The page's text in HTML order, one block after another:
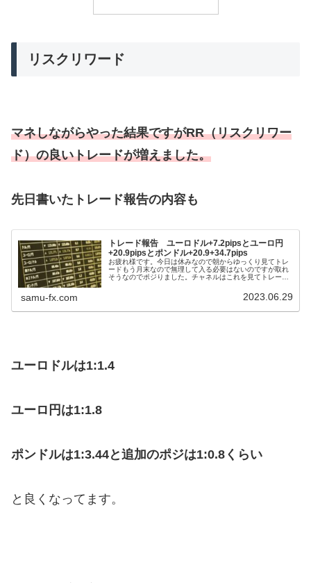
リスクリワード
マネしながらやった結果ですがRR（リスクリワー
ド）の良いトレードが増えました。
先日書いたトレード報告の内容も
トレード報告 ユーロドル+7.2pipsとユーロ円
+20.9pipsとポンドル+20.9+34.7pips
お疲れ様です。今日は休みなので朝からゆっくり見てトレ
ードもう月末なので無理して入る必要はないのですが取れ
そうなのでポジりました。チャネルはこれを見てトレード
samu-fx.com 2023.06.29
ユーロドルは1:1.4
ユーロ円は1:1.8
ポンドルは1:3.44と追加のポジは1:0.8くらい
と良くなってます。